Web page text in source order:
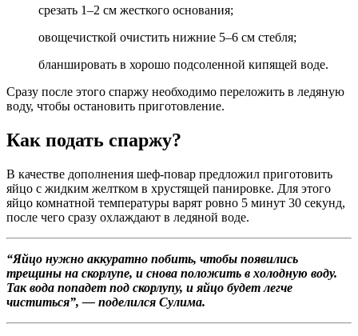
срезать 1–2 см жесткого основания;
овощечисткой очистить нижние 5–6 см стебля;
бланшировать в хорошо подсоленной кипящей воде.
Сразу после этого спаржу необходимо переложить в ледяную
воду, чтобы остановить приготовление.
Как подать спаржу?
В качестве дополнения шеф-повар предложил приготовить
яйцо с жидким желтком в хрустящей панировке. Для этого
яйцо комнатной температуры варят ровно 5 минут 30 секунд,
после чего сразу охлаждают в ледяной воде.
“Яйцо нужно аккуратно побить, чтобы появились
трещины на скорлупе, и снова положить в холодную воду.
Так вода попадет под скорлупу, и яйцо будет легче
чиститься”, — поделился Сулима.